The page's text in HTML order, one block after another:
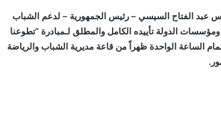
عبد الفتاح السيسي – رئيس الجمهورية – لدعم الشباب
الدولة تأييده الكامل والمطلق لـمبادرة “تطوعنا
يوم الثلاثاء الموافق ٢٤ / ٦ / ٢٠٢٥ م في تمام الساعة الواحدة ظهراً من قاعة مديرية الشباب والرياضة